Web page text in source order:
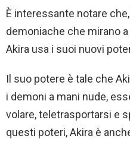
È interessante notare
demoniache che mirano
Akira usa i suoi nuovi
Il suo potere è tale che
i demoni a mani nude,
volare, teletrasportarsi e
questi poteri, Akira è